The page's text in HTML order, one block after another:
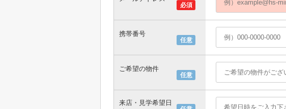
必須
任意
携帯番号
任意
ご希望の物件
来店・見学希望日